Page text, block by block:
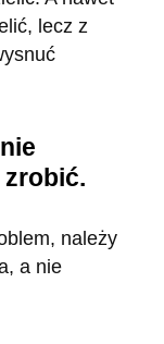
lecz z
zrobić.
należy
a nie